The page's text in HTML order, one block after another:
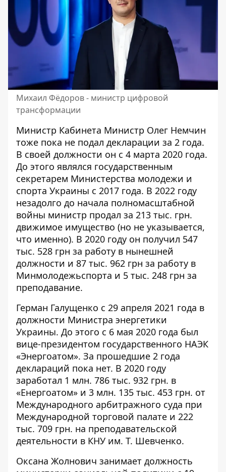
Михаил Фёдоров - министр цифровой
трансформации
Министр Кабинета Министр Олег Немчин
тоже пока не подал декларации за 2 года.
В своей должности он с 4 марта 2020 года.
До этого являлся государственным
секретарем Министерства молодежи и
спорта Украины с 2017 года. В 2022 году
незадолго до начала полномасштабной
войны министр продал за 213 тыс. грн.
движимое имущество (но не указывается,
что именно). В 2020 году он получил 547
тыс. 528 грн за работу в нынешней
должности и 87 тыс. 962 грн за работу в
Минмолодежьспорта и 5 тыс. 248 грн за
преподавание.
Герман Галущенко с 29 апреля 2021 года в
должности Министра энергетики
Украины. До этого с 6 мая 2020 года был
вице-президентом государственного НАЭК
«Энергоатом». За прошедшие 2 года
деклараций пока нет. В 2020 году
заработал 1 млн. 786 тыс. 932 грн. в
«Енергоатом» и 3 млн. 135 тыс. 453 грн. от
Международного арбитражного суда при
Международной торговой палате и 222
тыс. 709 грн. на преподавательской
деятельности в КНУ им. Т. Шевченко.
Оксана Жолнович занимает должность